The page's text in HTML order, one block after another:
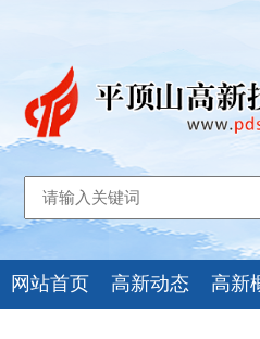
网站首页 高新动态 高新